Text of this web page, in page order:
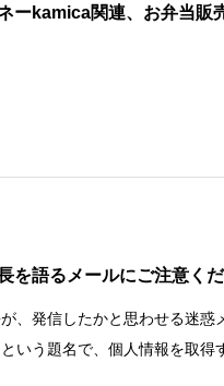
ーkamica関連、お弁当販
を語るメールにご注意く
、発信したかと思わせる迷惑
という題名で、個人情報を取得